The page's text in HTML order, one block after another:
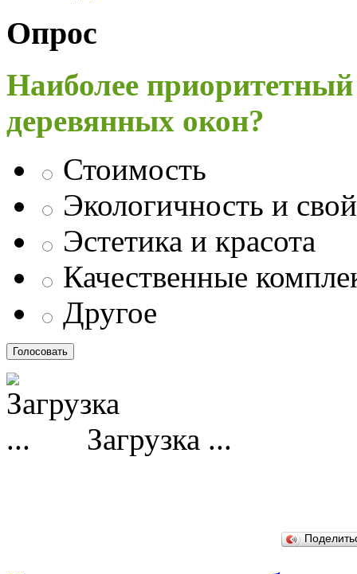
Опрос
Наиболее
деревянных окон?
Стоимость
Экологичность и
Эстетика и красота
Качественные
Другое
Загрузка ...